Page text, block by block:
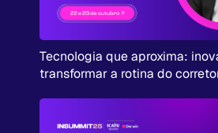
Tecnologia que aproxima:
transformar a rotina do